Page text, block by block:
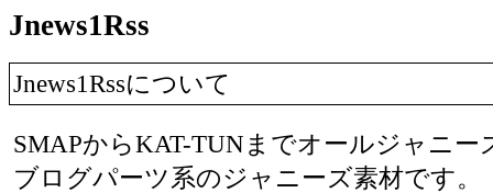
Jnews1Rss
Jnews1Rssについて
SMAPからKAT-TUNまでオールジャニー
ブログパーツ系のジャニーズ素材です。